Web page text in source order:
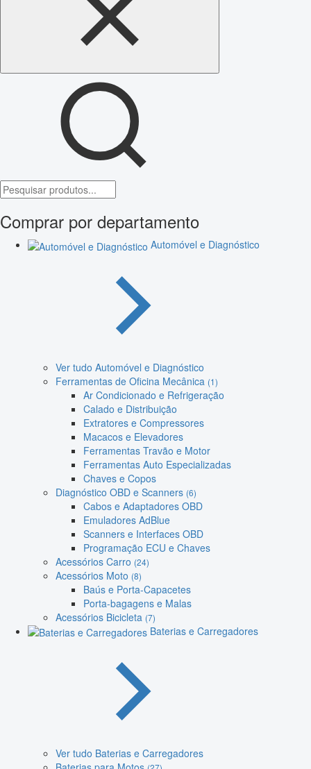
Comprar por departamento
Automóvel e Diagnóstico
Ver tudo Automóvel e Diagnóstico
Ferramentas de Oficina Mecânica (1)
Ar Condicionado e Refrigeração
Calado e Distribuição
Extratores e Compressores
Macacos e Elevadores
Ferramentas Travão e Motor
Ferramentas Auto Especializadas
Chaves e Copos
Diagnóstico OBD e Scanners (6)
Cabos e Adaptadores OBD
Emuladores AdBlue
Scanners e Interfaces OBD
Programação ECU e Chaves
Acessórios Carro (24)
Acessórios Moto (8)
Baús e Porta-Capacetes
Porta-bagagens e Malas
Acessórios Bicicleta (7)
Baterias e Carregadores
Ver tudo Baterias e Carregadores